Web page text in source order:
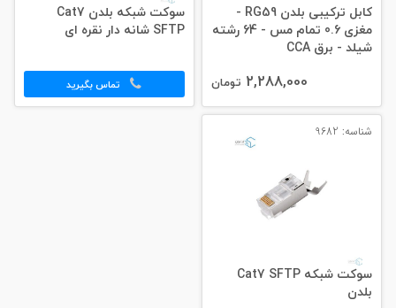
کابل ترکیبی بلدن RG59 -
مغزی 0.6 تمام مس - 64 رشته
شیلد - برق CCA
2,288,000 تومان
سوکت شبکه بلدن Cat7
SFTP شانه دار نقره ای
تماس بگیرید
شناسه: 9682
سوکت شبکه Cat7 SFTP
بلدن